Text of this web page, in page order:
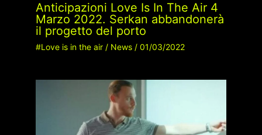
Anticipazioni Love Is In The Air 4
Marzo 2022. Serkan abbandonerà
il progetto del porto
#Love is in the air/ News/ 01/03/2022